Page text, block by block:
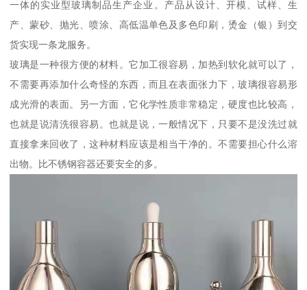
一体的实业型玻璃制品生产企业。产品从设计、开模、试样、生
产、蒙砂、抛光、喷涂、高低温单色及多色印刷，烫金（银）到交
货实现一条龙服务。
玻璃是一种很方便的材料。它加工很容易，加热到软化就可以了，
不需要再添加什么奇怪的东西，而且在表面张力下，玻璃很容易形
成光滑的表面。另一方面，它化学性质非常稳定，硬度也比较高，
也就是说清洗很容易。也就是说，一般情况下，只要不是没洗过就
直接拿来回收了，这种材料应该是相当干净的。不需要担心什么溶
出物。比不锈钢容器还要安全的多。